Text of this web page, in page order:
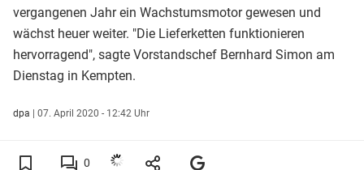
vergangenen Jahr ein Wachstumsmotor gewesen und
wächst heuer weiter. "Die Lieferketten funktionieren
hervorragend", sagte Vorstandschef Bernhard Simon am
Dienstag in Kempten.
dpa | 07. April 2020 - 12:42 Uhr
0